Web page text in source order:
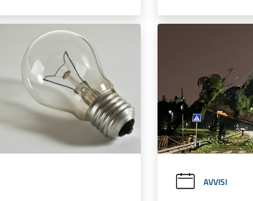
AVVISI